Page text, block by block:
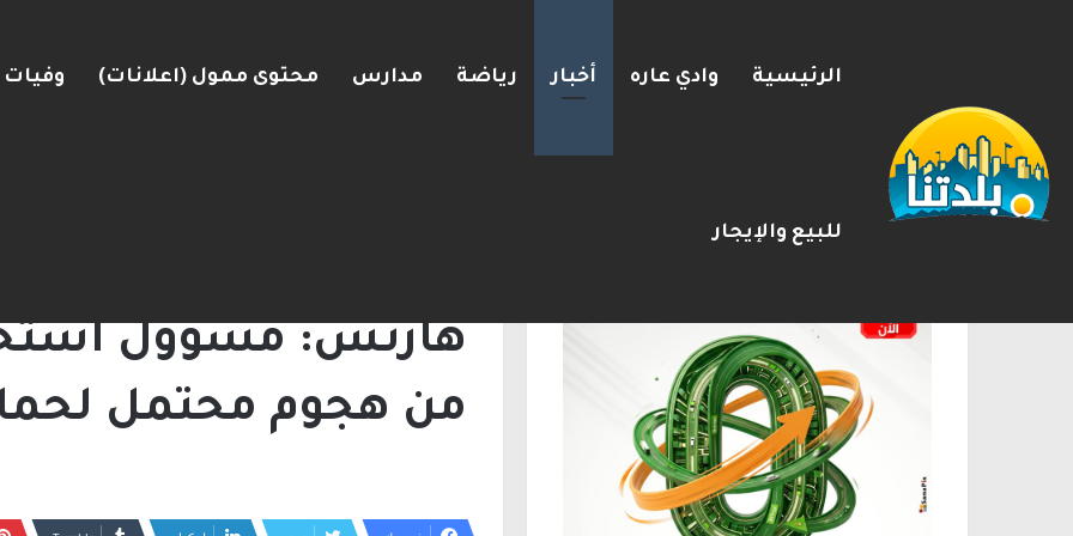
الرئيسية وادي عاره أخبار رياضة مدارس محتوى ممول (اعلانات) وفيات
للبيع والإيجار
إستعدوا : موجة حر جديدة تضرب البلاد
هآرتس: مسؤول
من هجوم محتمل
الإعلانات